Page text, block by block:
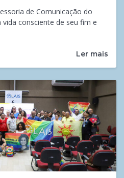
de Comunicação do
vida consciente de seu fim e
Ler mais